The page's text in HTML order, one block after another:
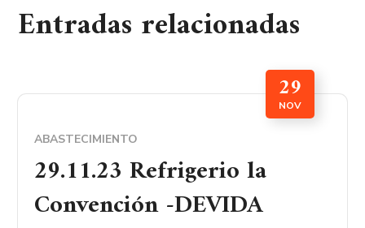
Entradas relacionadas
29
NOV
ABASTECIMIENTO
29.11.23 Refrigerio la
Convención -DEVIDA